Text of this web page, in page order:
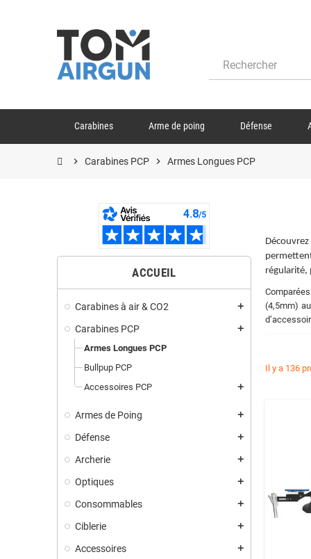
Carabines Arme de poing Défense
chevron_right Carabines PCP chevron_right Armes Longues PCP
ACCUEIL
Carabines à air & CO2 add
Carabines PCP add
Armes Longues PCP
Bullpup PCP
Accessoires PCP
add
Armes de Poing add
Défense add
Archerie add
Optiques add
Consommables add
Ciblerie add
Accessoires add
régularité,
(4,5mm)
Il y a 136